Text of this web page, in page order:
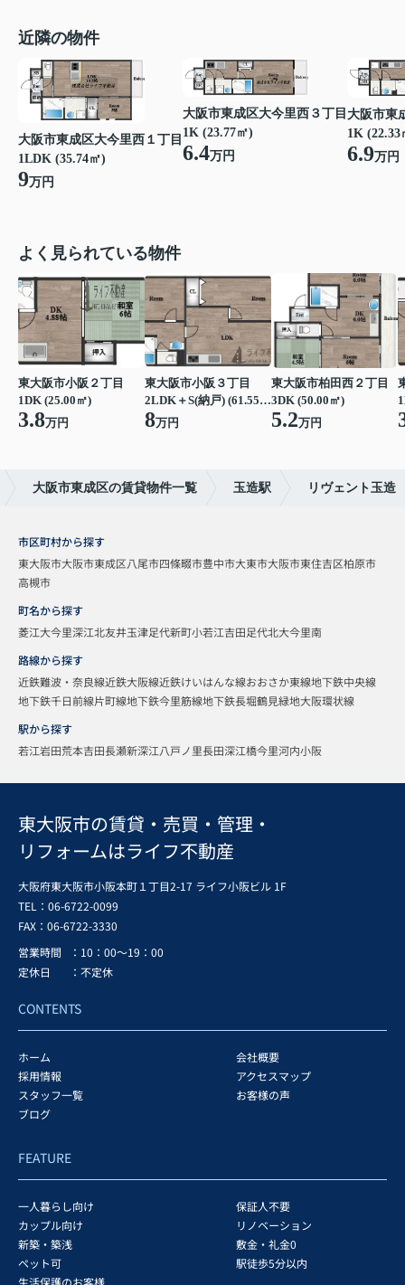
近隣の物件
大阪市東成区大今里西１丁目
1LDK (35.74㎡)
9万円
大阪市東成区大今里西３丁目
1K (23.77㎡)
6.4万円
大阪市東
1K (22.33
6.9万円
よく見られている物件
東大阪市小阪２丁目
1DK (25.00㎡)
3.8万円
東大阪市小阪３丁目
2LDK＋S(納戸) (61.55㎡)
8万円
東大阪市柏田西２丁目
3DK (50.00㎡)
5.2万円
大阪市東成区の賃貸物件一覧 玉造駅 リヴェント玉造
市区町村から探す
東大阪市大阪市東成区八尾市四條畷市豊中市大東市大阪市東住吉区柏原市
高槻市
町名から探す
菱江大今里深江北友井玉津足代新町小若江吉田足代北大今里南
路線から探す
近鉄難波・奈良線近鉄大阪線近鉄けいはんな線おおさか東線地下鉄中央線
地下鉄千日前線片町線地下鉄今里筋線地下鉄長堀鶴見緑地大阪環状線
駅から探す
若江岩田荒本吉田長瀬新深江八戸ノ里長田深江橋今里河内小阪
東大阪市の賃貸・売買・管理・
リフォームはライフ不動産
大阪府東大阪市小阪本町１丁目2-17 ライフ小阪ビル 1F
TEL：06-6722-0099
FAX： 06-6722-3330
営業時間
：10：00～19：00
定休日
：不定休
CONTENTS
ホーム
会社概要
採用情報
アクセスマップ
スタッフ一覧
お客様の声
ブログ
FEATURE
一人暮らし向け
保証人不要
カップル向け
リノベーション
新築・築浅
敷金・礼金0
ペット可
駅徒歩5分以内
生活保護のお客様